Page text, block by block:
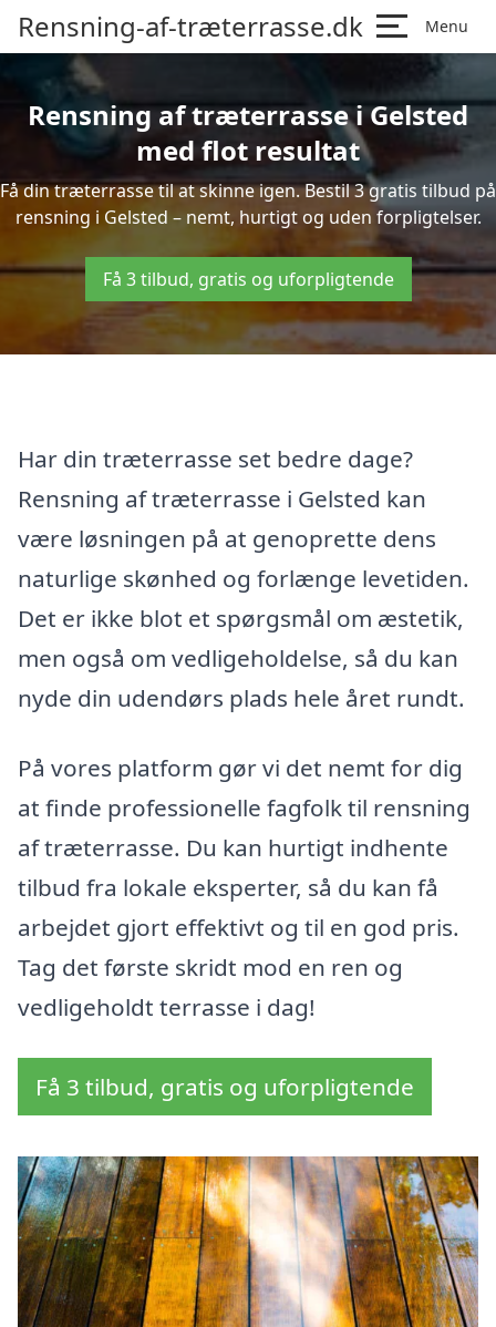
Rensning-af-træterrasse.dk Menu
Rensning af træterrasse i Gelsted
med flot resultat
Få din træterrasse til at skinne igen. Bestil 3 gratis tilbud på
rensning i Gelsted – nemt, hurtigt og uden forpligtelser.
Få 3 tilbud, gratis og uforpligtende
Har din træterrasse set bedre dage?
Rensning af træterrasse i Gelsted kan
være løsningen på at genoprette dens
naturlige skønhed og forlænge levetiden.
Det er ikke blot et spørgsmål om æstetik,
men også om vedligeholdelse, så du kan
nyde din udendørs plads hele året rundt.
På vores platform gør vi det nemt for dig
at finde professionelle fagfolk til rensning
af træterrasse. Du kan hurtigt indhente
tilbud fra lokale eksperter, så du kan få
arbejdet gjort effektivt og til en god pris.
Tag det første skridt mod en ren og
vedligeholdt terrasse i dag!
Få 3 tilbud, gratis og uforpligtende